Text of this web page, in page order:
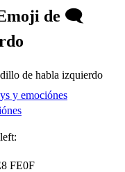
de 🗨️
de habla izquierdo
y emociónes
FE0F